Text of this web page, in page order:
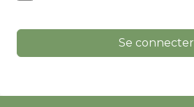
Se connecter